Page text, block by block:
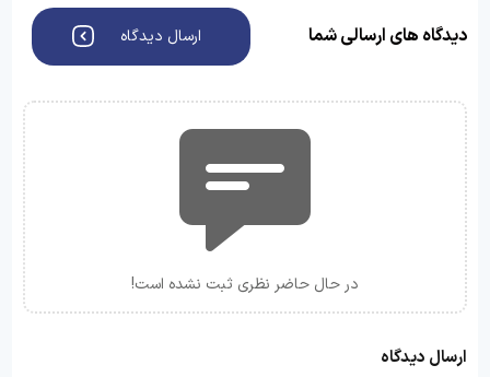
دیدگاه های ارسالی شما ارسال دیدگاه
در حال حاضر نظری ثبت نشده است!
ارسال دیدگاه